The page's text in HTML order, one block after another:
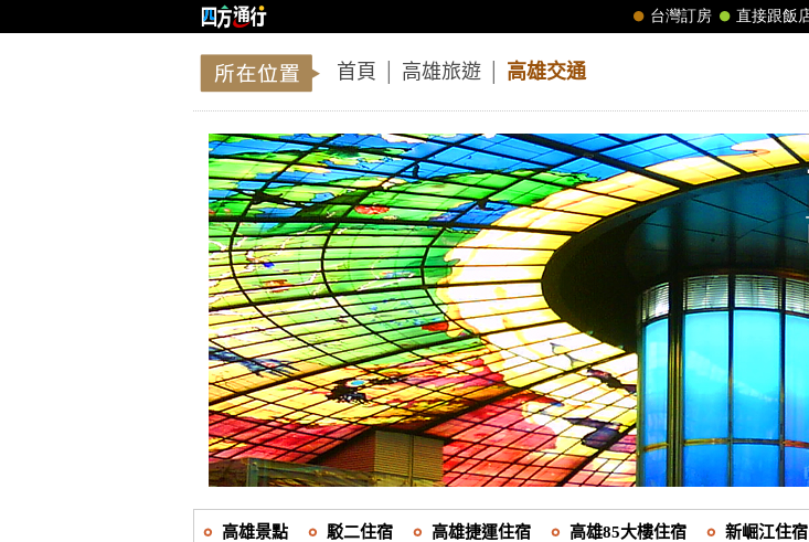
首頁 高雄旅遊│ 高雄交通
高雄景點 駁二住宿 高雄捷運住宿 高雄85大樓住宿 新崛江住宿